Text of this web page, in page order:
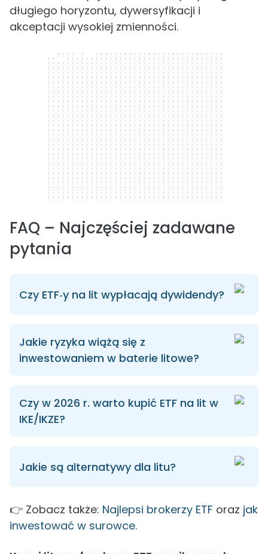
długiego horyzontu, dywersyfikacji i
akceptacji wysokiej zmienności.
300 x 250
FAQ – Najczęściej zadawane
pytania
Czy ETF‑y na lit wypłacają dywidendy?
Jakie ryzyka wiążą się z
inwestowaniem w baterie litowe?
Czy w 2026 r. warto kupić ETF na lit w
IKE/IKZE?
Jakie są alternatywy dla litu?
👉 Zobacz także: Najlepsi brokerzy ETF oraz jak
inwestować w surowce.